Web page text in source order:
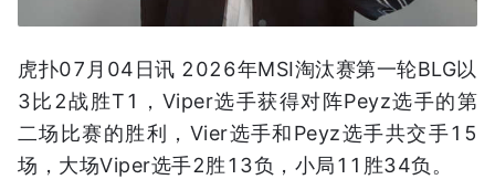
虎扑07月04日讯 2026年MSI淘汰赛第一轮BLG以
3比2战胜T1，Viper选手获得对阵Peyz选手的第
二场比赛的胜利，Vier选手和Peyz选手共交手15
场，大场Viper选手2胜13负，小局11胜34负。